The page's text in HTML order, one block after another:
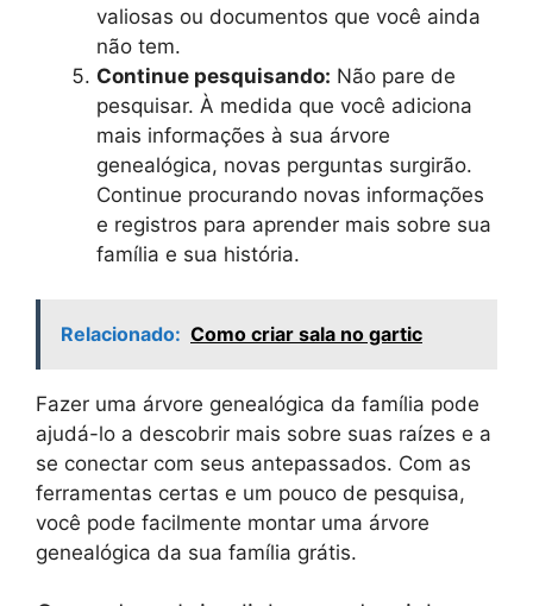
valiosas ou documentos que você ainda
não tem.
Continue pesquisando: Não pare de
pesquisar. À medida que você adiciona
mais informações à sua árvore
genealógica, novas perguntas surgirão.
Continue procurando novas informações
e registros para aprender mais sobre sua
família e sua história.
Relacionado: Como criar sala no gartic
Fazer uma árvore genealógica da família pode
ajudá-lo a descobrir mais sobre suas raízes e a
se conectar com seus antepassados. Com as
ferramentas certas e um pouco de pesquisa,
você pode facilmente montar uma árvore
genealógica da sua família grátis.